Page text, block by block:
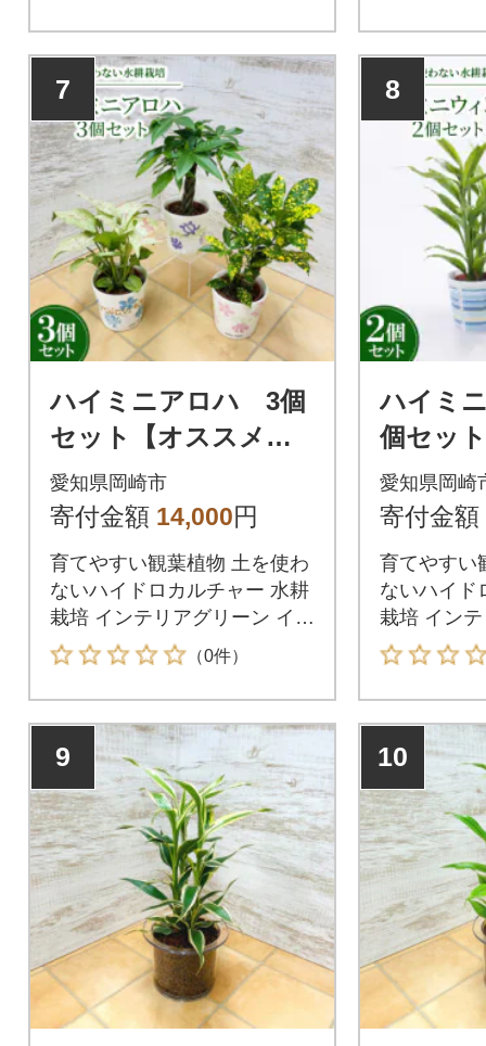
7
ハイミニアロハ 3個
セット【オススメ観
葉植物でお届け】
愛知県岡崎市
寄付金額 14,000円
育てやすい観葉植物 土を使わ
ないハイドロカルチャー 水耕
栽培 インテリアグリーン イン
テリアプランツ
（0件）
8
ハイミ
個セッ
メ観葉
愛知県岡崎
寄付金額
育てやすい
ないハイド
栽培 イン
テリアプラ
9 10